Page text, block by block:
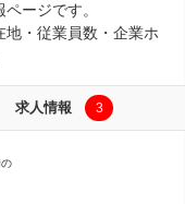
ージです。
地・従業員数・企業ホ
求人情報 3